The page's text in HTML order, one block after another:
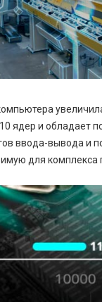
ядер и
ввода-вывода и
для